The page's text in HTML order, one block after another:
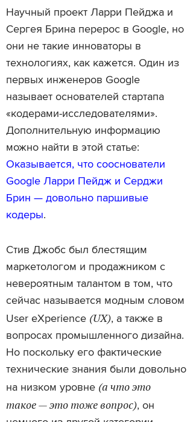
Научный проект Ларри Пейджа и
Сергея Брина перерос в Google, но
они не такие инноваторы в
технологиях, как кажется. Один из
первых инженеров Google
называет основателей стартапа
«кодерами-исследователями».
Дополнительную информацию
можно найти в этой статье:
Оказывается, что сооснователи
Google Ларри Пейдж и Серджи
Брин — довольно паршивые
кодеры.
Стив Джобс был блестящим
маркетологом и продажником с
невероятным талантом в том, что
сейчас называется модным словом
User eXperience (UX), а также в
вопросах промышленного дизайна.
Но поскольку его фактические
технические знания были довольно
на низком уровне (а что это
такое — это тоже вопрос), он